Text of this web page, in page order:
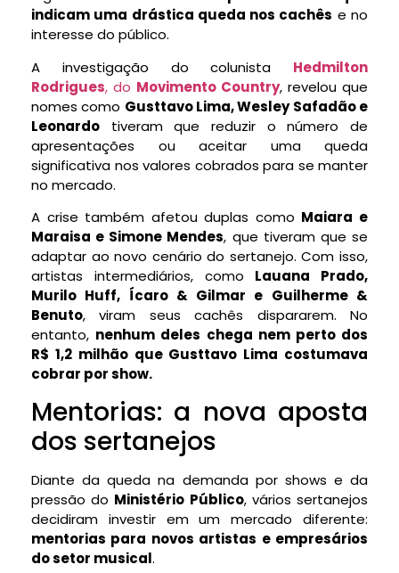
indicam uma drástica queda nos cachês e no
interesse do público.
A investigação do colunista Hedmilton
Rodrigues, do Movimento Country, revelou que
nomes como Gusttavo Lima, Wesley Safadão e
Leonardo tiveram que reduzir o número de
apresentações ou aceitar uma queda
significativa nos valores cobrados para se manter
no mercado.
A crise também afetou duplas como Maiara e
Maraisa e Simone Mendes, que tiveram que se
adaptar ao novo cenário do sertanejo. Com isso,
artistas intermediários, como Lauana Prado,
Murilo Huff, Ícaro & Gilmar e Guilherme &
Benuto, viram seus cachês dispararem. No
entanto, nenhum deles chega nem perto dos
R$ 1,2 milhão que Gusttavo Lima costumava
cobrar por show.
Mentorias: a nova aposta
dos sertanejos
Diante da queda na demanda por shows e da
pressão do Ministério Público, vários sertanejos
decidiram investir em um mercado diferente:
mentorias para novos artistas e empresários
do setor musical.